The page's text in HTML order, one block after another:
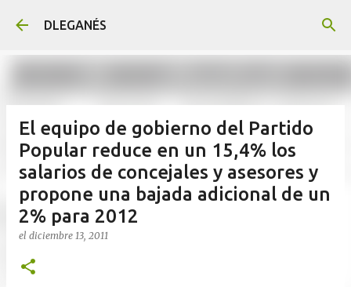
DLEGANÉS
El equipo de gobierno del Partido
Popular reduce en un 15,4% los
salarios de concejales y asesores y
propone una bajada adicional de un
2% para 2012
el diciembre 13, 2011